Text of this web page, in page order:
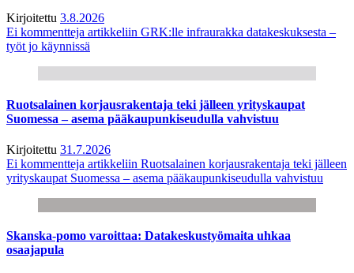
Kirjoitettu 3.8.2026
Ei kommentteja artikkeliin GRK:lle infraurakka datakeskuksesta –
työt jo käynnissä
Ruotsalainen korjausrakentaja teki jälleen yrityskaupat
Suomessa – asema pääkaupunkiseudulla vahvistuu
Kirjoitettu 31.7.2026
Ei kommentteja artikkeliin Ruotsalainen korjausrakentaja teki jälleen
yrityskaupat Suomessa – asema pääkaupunkiseudulla vahvistuu
Skanska-pomo varoittaa: Datakeskustyömaita uhkaa
osaajapula